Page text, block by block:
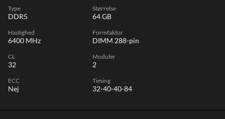
Type
DDR5
Størrelse
64 GB
Hastighed
6400 MHz
Formfaktor
DIMM 288-pin
CL
32
Moduler
2
ECC
Nej
Timing
32-40-40-84